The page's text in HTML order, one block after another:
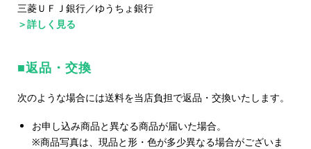
三菱ＵＦＪ銀行／ゆうちょ銀行
＞詳しく見る
返品・交換
次のような場合には送料を当店負担で返品・交換いたします。
お申し込み商品と異なる商品が届いた場合。
※商品写真は、現品と形・色が多少異なる場合がございま